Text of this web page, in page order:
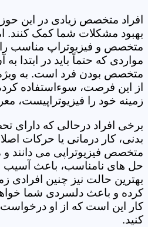
افراد متخصص زیادی در این
بهبود مشکلات شما کمک کنند.
متخصص و فیزیوتراپ مناسب را
مواردی که حتماً باید در ابتدا
متخصص بودن فرد است. به ویژه
از این فرصت، سوءاستفاده
زمینه خود را فیزیوتراپیست،
برخی افراد درحالی که دارای
بدنی، کار درمانی یا حرکات
متخصص فیزیوتراپی می دانند و
حل های نامناسب، باعث آسیب
بهترین حالت نیز چنین افرادی
کرده و باعث دلسردی شما
کار این است که از او
کنید.